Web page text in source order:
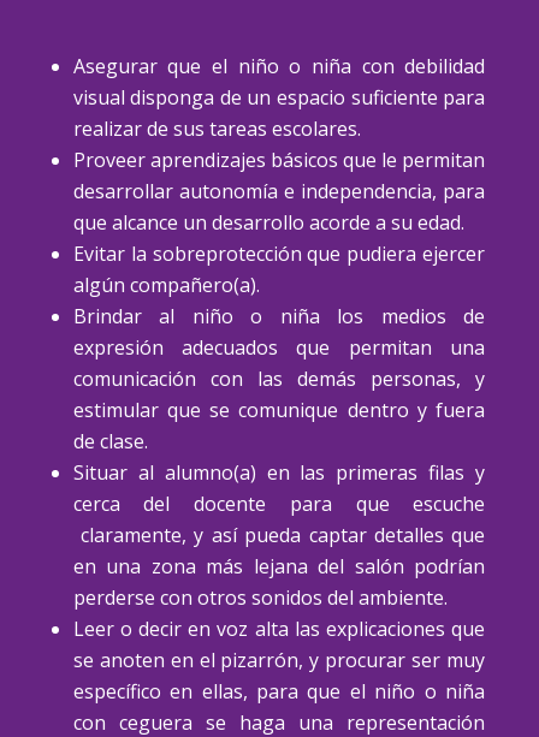
Asegurar que el niño o niña con debilidad
visual disponga de un espacio suficiente para
realizar de sus tareas escolares.
Proveer aprendizajes básicos que le permitan
desarrollar autonomía e independencia, para
que alcance un desarrollo acorde a su edad.
Evitar la sobreprotección que pudiera ejercer
algún compañero(a).
Brindar al niño o niña los medios de
expresión adecuados que permitan una
comunicación con las demás personas, y
estimular que se comunique dentro y fuera
de clase.
Situar al alumno(a) en las primeras filas y
cerca del docente para que escuche
claramente, y así pueda captar detalles que
en una zona más lejana del salón podrían
perderse con otros sonidos del ambiente.
Leer o decir en voz alta las explicaciones que
se anoten en el pizarrón, y procurar ser muy
específico en ellas, para que el niño o niña
con ceguera se haga una representación